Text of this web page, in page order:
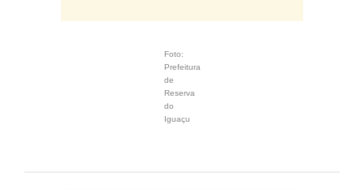
Foto:
Prefeitura
de
Reserva
do
Iguaçu